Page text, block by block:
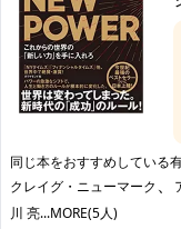
同じ本をおすすめしている
クレイグ・ニューマーク 、
川 亮...MORE(5人)